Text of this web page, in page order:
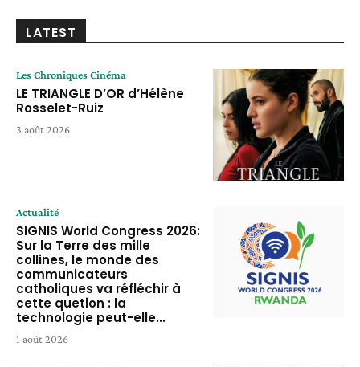
LATEST
Les Chroniques Cinéma
LE TRIANGLE D’OR d’Hélène
Rosselet-Ruiz
3 août 2026
Actualité
SIGNIS World Congress 2026:
Sur la Terre des mille
collines, le monde des
communicateurs
catholiques va réfléchir à
cette quetion : la
technologie peut-elle...
1 août 2026